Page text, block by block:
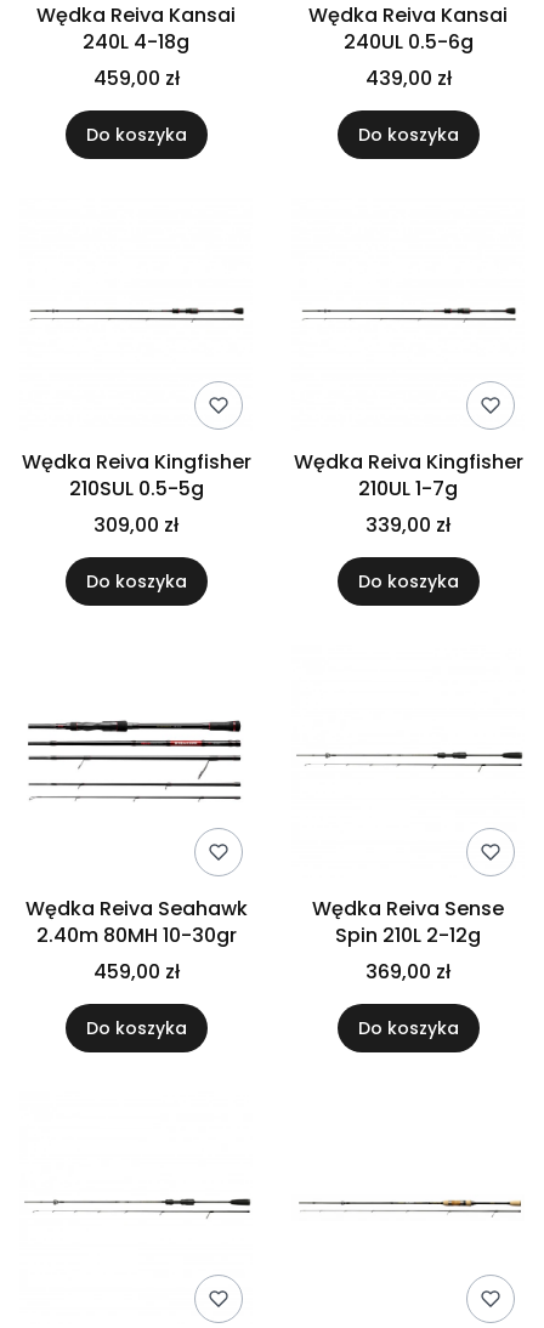
Wędka Reiva Kansai
240L 4-18g
459,00 zł
Do koszyka
Wędka Reiva Kansai
240UL 0.5-6g
439,00 zł
Do koszyka
Wędka Reiva Kingfisher
210SUL 0.5-5g
309,00 zł
Do koszyka
Wędka Reiva Kingfisher
210UL 1-7g
339,00 zł
Do koszyka
Wędka Reiva Seahawk
2.40m 80MH 10-30gr
459,00 zł
Do koszyka
Wędka Reiva Sense
Spin 210L 2-12g
369,00 zł
Do koszyka